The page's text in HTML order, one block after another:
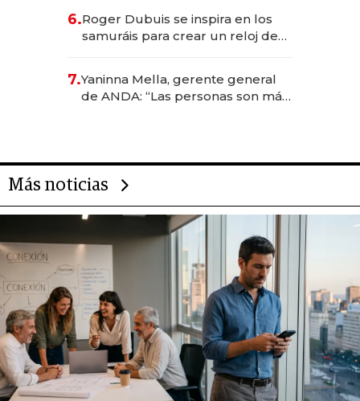
6.Roger Dubuis se inspira en los
samuráis para crear un reloj de
7.Yaninna Mella, gerente general
de ANDA: “Las personas son más
Más noticias